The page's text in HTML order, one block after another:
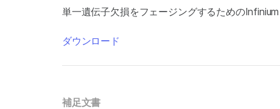
単一遺伝子欠損をフェージングするための
ダウンロード
補足文書